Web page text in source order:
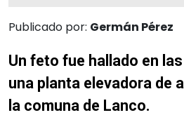
Publicado por: Germán Pérez
Un feto fue hallado en
una planta elevadora de
la comuna de Lanco.